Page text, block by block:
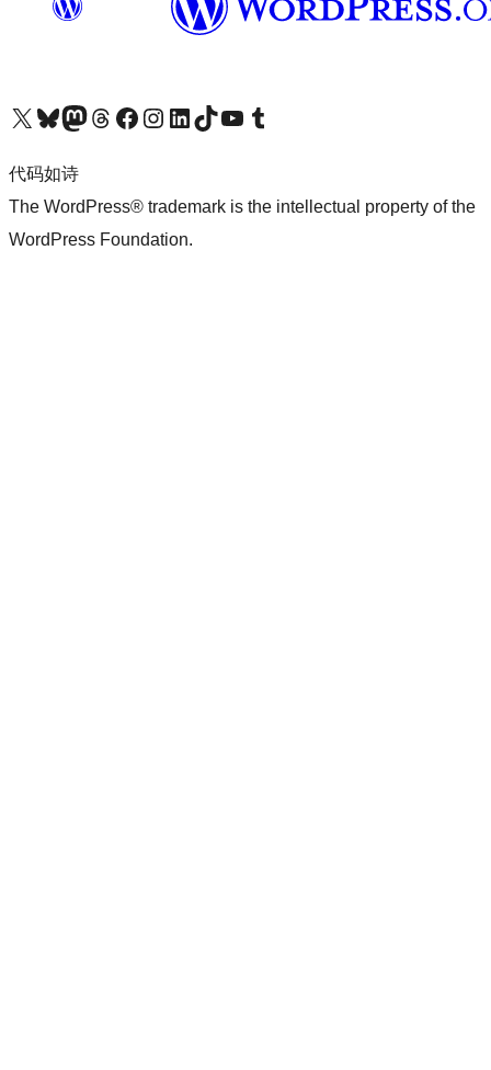
关注我们的 X（原 Twitter）账号访问我们的 Bluesky 账号关注我们的 Mastodon 账号访问我们的 Threads 账号 访问我们的 Facebook 公共主页关注我们的 Instagram 账号 关注我们的 LinkedIn 主页访问我们的 TikTok 账号访问我们的 YouTube 频道 访问我们的 Tumblr 账号
代码如诗
The WordPress® trademark is the intellectual property of the
WordPress Foundation.